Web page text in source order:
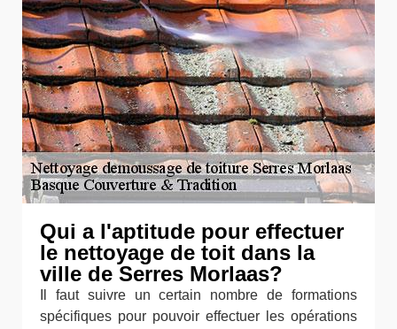
Qui a l'aptitude pour effectuer
le nettoyage de toit dans la
ville de Serres Morlaas?
Il faut suivre un certain nombre de formations
spécifiques pour pouvoir effectuer les opérations